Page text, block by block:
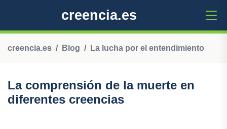
creencia.es
creencia.es Blog La lucha por el entendimiento
La comprensión de la muerte en
diferentes creencias